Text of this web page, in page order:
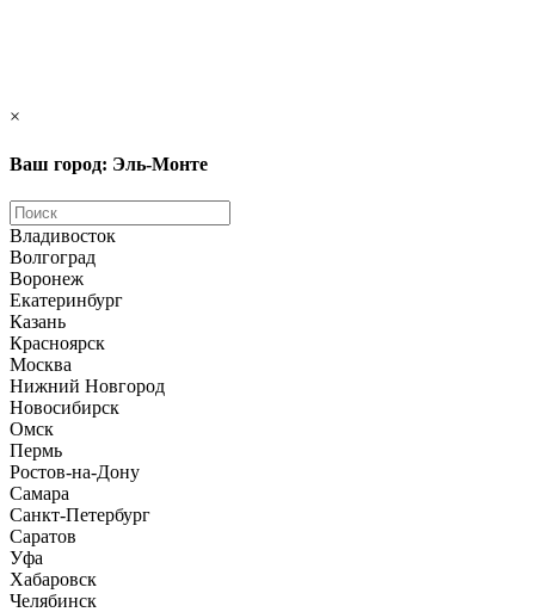
×
Ваш город: Эль-Монте
Владивосток
Волгоград
Воронеж
Екатеринбург
Казань
Красноярск
Москва
Нижний Новгород
Новосибирск
Омск
Пермь
Ростов-на-Дону
Самара
Санкт-Петербург
Саратов
Уфа
Хабаровск
Челябинск